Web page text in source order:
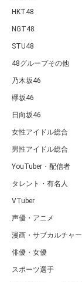
HKT48
NGT48
STU48
48グループその他
乃木坂46
欅坂46
日向坂46
女性アイドル総合
男性アイドル総合
YouTuber・配信者
タレント・有名人
VTuber
声優・アニメ
漫画・サブカルチャー
俳優・女優
スポーツ選手